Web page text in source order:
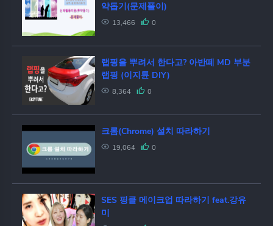
약돕기(문제풀이)
13,466 0
랩핑을 뿌려서 한다고? 아반떼 MD 부분
랩핑 (이지튠 DIY)
8,364 0
크롬(Chrome) 설치 따라하기
19,064 0
SES 핑클 메이크업 따라하기 feat.강유
미